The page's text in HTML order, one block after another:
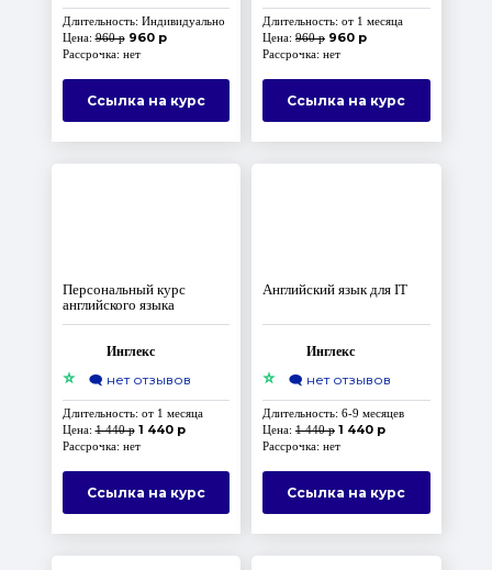
Длительность: Индивидуально
Цена:960 р 960 р
Рассрочка: нет
Ссылка на курс
Длительность: от 1 месяца
Цена: 960 р 960 р
Рассрочка: нет
Ссылка на курс
Персональный курс
английского языка
Инглекс
⭐ 🗨️ нет отзывов
Длительность: от 1 месяца
Цена:1 440 р 1 440 р
Рассрочка: нет
Ссылка на курс
Английский язык для IT
Инглекс
⭐ 🗨️ нет отзывов
Длительность: 6-9 месяцев
Цена: 1 440 р 1 440 р
Рассрочка: нет
Ссылка на курс